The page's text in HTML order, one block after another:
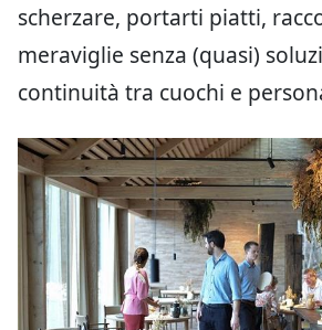
scherzare, portarti piatti,
meraviglie senza (quasi)
continuità tra cuochi e